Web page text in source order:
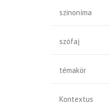
szinoníma
szófaj
témakör
Kontextus